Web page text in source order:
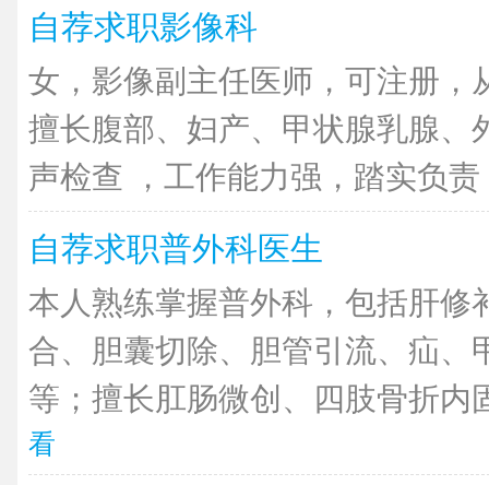
自荐求职影像科
女，影像副主任医师，可注册，
擅长腹部、妇产、甲状腺乳腺、
声检查 ，工作能力强，踏实负
自荐求职普外科医生
本人熟练掌握普外科，包括肝修
合、胆囊切除、胆管引流、疝、
等；擅长肛肠微创、四肢骨折内
看